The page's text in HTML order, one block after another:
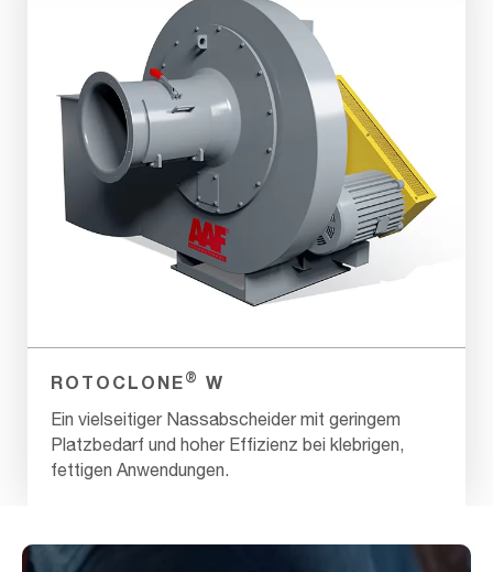
ROTOCLONE ® W
Ein vielseitiger Nassabscheider mit geringem
Platzbedarf und hoher Effizienz bei klebrigen,
fettigen Anwendungen.